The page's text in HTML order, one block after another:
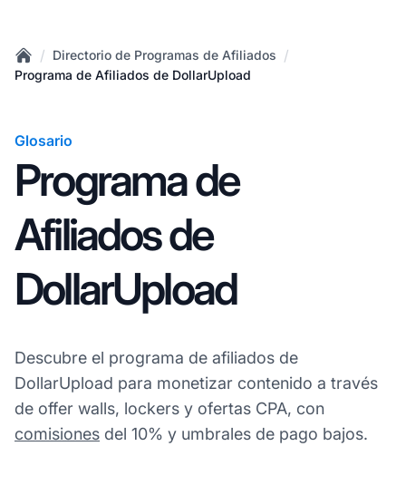
Home
/ Directorio de Programas de Afiliados /
Programa de Afiliados de DollarUpload
Glosario
Programa de
Afiliados de
DollarUpload
Descubre el programa de afiliados de
DollarUpload para monetizar contenido a través
de offer walls, lockers y ofertas CPA, con
comisiones del 10% y umbrales de pago bajos.